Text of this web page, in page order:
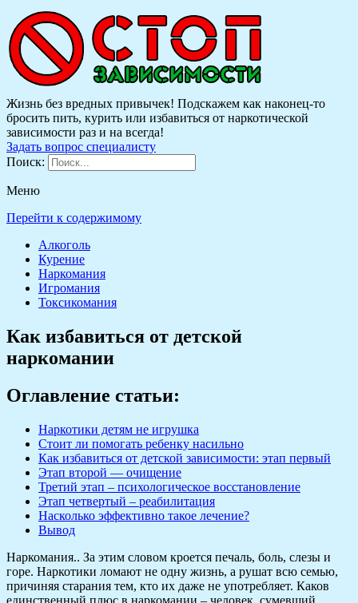
Жизнь без вредных привычек! Подскажем как наконец-то
бросить пить, курить или избавиться от наркотической
зависимости раз и на всегда!
Задать вопрос специалисту
Поиск:
Меню
Перейти к содержимому
Алкоголь
Курение
Наркомания
Игромания
Токсикомания
Как избавиться от детской
наркомании
Оглавление статьи:
Наркотики детям не игрушка
Стоит ли помогать ребенку насильно
Как избавиться от детской зависимости: этап первый
Этап второй — очищение
Третий этап – психологическое восстановление
Этап четвертый – реабилитация
Насколько эффективно такое лечение?
Вывод
Наркомания.. За этим словом кроется печаль, боль, слезы и
горе. Наркотики ломают не одну жизнь, а рушат всю семью,
причиняя старания тем, кто их даже не употребляет. Каков
единственный плюс в наркомании – человек, сумевший